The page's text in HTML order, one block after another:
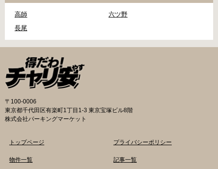
高師
六ツ野
長尾
〒100-0006
東京都千代田区有楽町1丁目1-3 東京宝塚ビル8階
株式会社パーキングマーケット
トップページ
物件一覧
プライバシーポリシー
記事一覧